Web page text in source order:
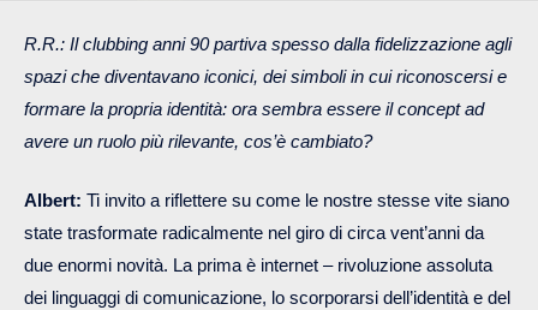
R.R.: Il clubbing anni 90 partiva spesso dalla fidelizzazione agli
spazi che diventavano iconici, dei simboli in cui riconoscersi e
formare la propria identità: ora sembra essere il concept ad
avere un ruolo più rilevante, cos’è cambiato?
Albert: Ti invito a riflettere su come le nostre stesse vite siano
state trasformate radicalmente nel giro di circa vent’anni da
due enormi novità. La prima è internet – rivoluzione assoluta
dei linguaggi di comunicazione, lo scorporarsi dell’identità e del